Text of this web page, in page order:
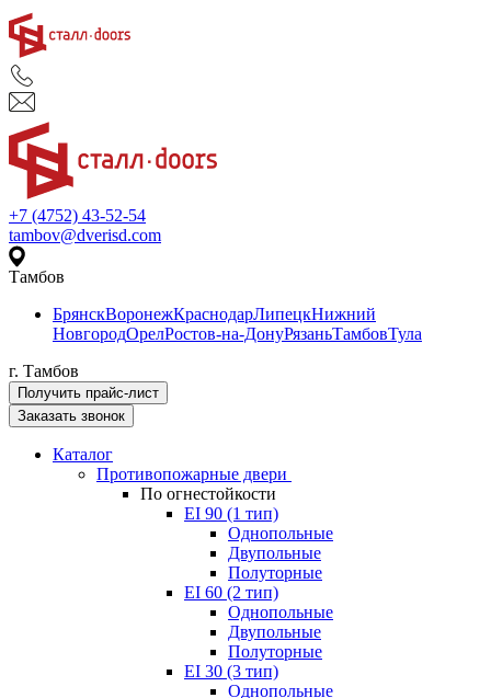
+7 (4752) 43-52-54
tambov@dverisd.com
Тамбов
БрянскВоронежКраснодарЛипецкНижний
НовгородОрелРостов-на-ДонуРязаньТамбовТула
г. Тамбов
Получить прайс-лист
Заказать звонок
Каталог
Противопожарные двери
По огнестойкости
EI 90 (1 тип)
Однопольные
Двупольные
Полуторные
EI 60 (2 тип)
Однопольные
Двупольные
Полуторные
EI 30 (3 тип)
Однопольные